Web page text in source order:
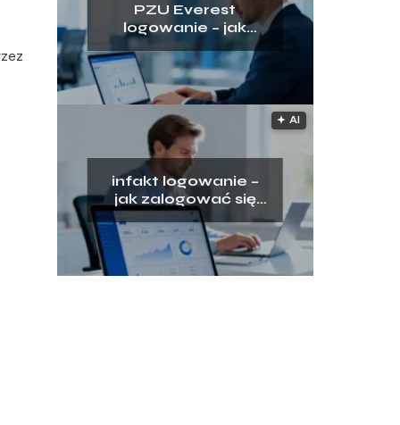
PZU Everest
logowanie – jak
uzyskać dostęp do
platformy?
🟅 AI
infakt logowanie –
jak zalogować się
do panelu klienta?